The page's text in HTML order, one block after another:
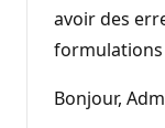
avoir des
Bonjour,